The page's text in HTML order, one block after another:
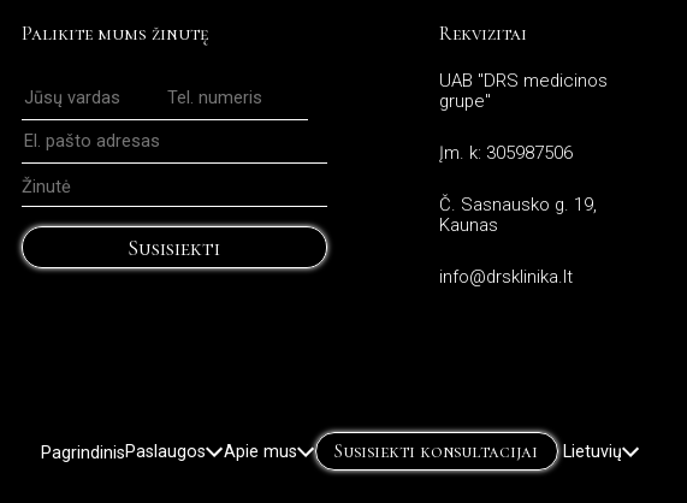
Palikite mums žinutę
Susisiekti
Rekvizitai
UAB "DRS medicinos
grupe"
Įm. k: 305987506
Č. Sasnausko g. 19,
Kaunas
info@drsklinika.lt
PagrindinisPaslaugos Apie mus Susisiekti konsultacijai Lietuvių